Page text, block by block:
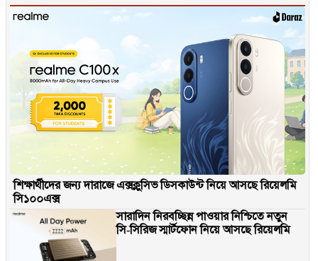
শিক্ষার্থীদের জন্য দারাজে এক্সক্লুসিভ ডিসকাউন্ট নিয়ে আসছে রিয়েলমি
সি১০০এক্স
সারাদিন নিরবচ্ছিন্ন পাওয়ার নিশ্চিতে নতুন
সি-সিরিজ স্মার্টফোন নিয়ে আসছে রিয়েলমি